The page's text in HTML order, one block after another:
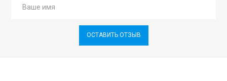
ОСТАВИТЬ ОТЗЫВ